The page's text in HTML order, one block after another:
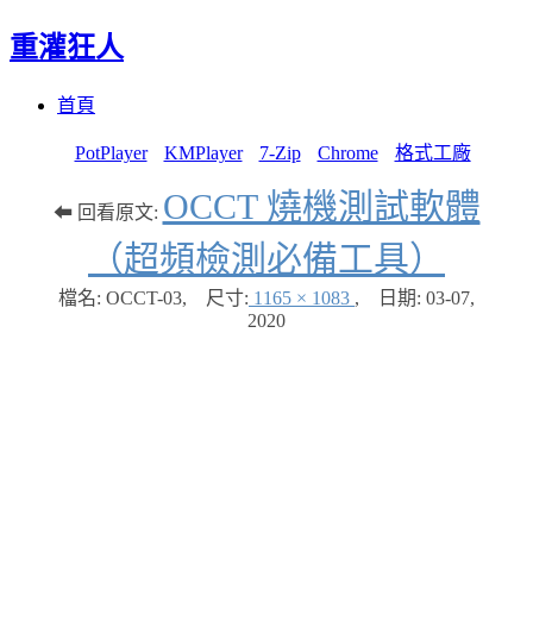
重灌狂人
首頁
PotPlayer KMPlayer 7-Zip Chrome 格式工廠
⬅ 回看原文: OCCT 燒機測試軟體
（超頻檢測必備工具）
檔名: OCCT-03, 尺寸: 1165 × 1083 , 日期: 03-07,
2020